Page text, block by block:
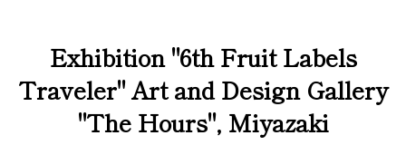
Exhibition "6th Fruit Labels
Traveler" Art and Design Gallery
"The Hours", Miyazaki